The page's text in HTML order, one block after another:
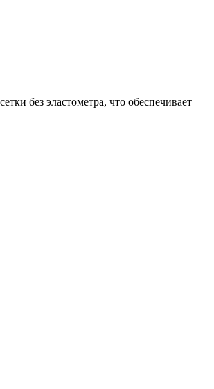
без эластометра, что обеспечивает